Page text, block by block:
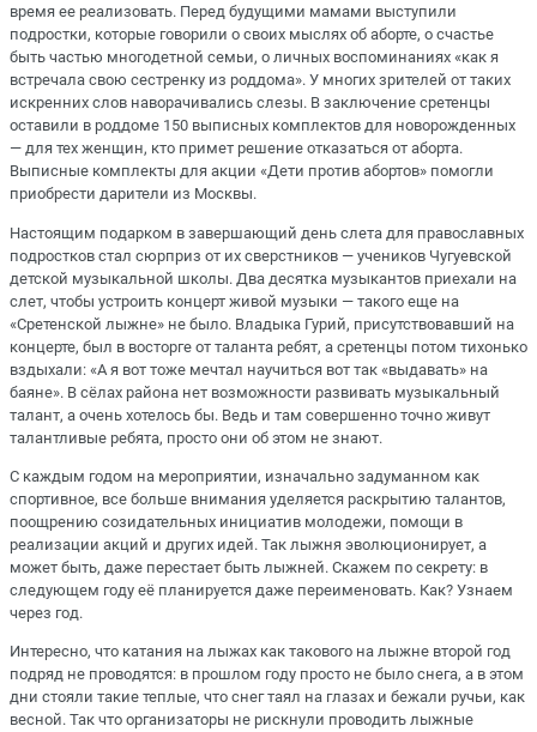
время ее реализовать. Перед будущими мамами выступили
подростки, которые говорили о своих мыслях об аборте, о счастье
быть частью многодетной семьи, о личных воспоминаниях «как я
встречала свою сестренку из роддома». У многих зрителей от таких
искренних слов наворачивались слезы. В заключение сретенцы
оставили в роддоме 150 выписных комплектов для новорожденных
— для тех женщин, кто примет решение отказаться от аборта.
Выписные комплекты для акции «Дети против абортов» помогли
приобрести дарители из Москвы.
Настоящим подарком в завершающий день слета для православных
подростков стал сюрприз от их сверстников — учеников Чугуевской
детской музыкальной школы. Два десятка музыкантов приехали на
слет, чтобы устроить концерт живой музыки — такого еще на
«Сретенской лыжне» не было. Владыка Гурий, присутствовавший на
концерте, был в восторге от таланта ребят, а сретенцы потом тихонько
вздыхали: «А я вот тоже мечтал научиться вот так «выдавать» на
баяне». В сёлах района нет возможности развивать музыкальный
талант, а очень хотелось бы. Ведь и там совершенно точно живут
талантливые ребята, просто они об этом не знают.
С каждым годом на меропри­ятии, изначально задуманном как
спортивное, все больше внимания уделяется раскрытию талантов,
поощрению созидательных инициатив молодежи, помощи в
реализации акций и других идей. Так лыжня эволюционирует, а
может быть, да­же перестает быть лыжней. Скажем по секрету: в
следующем году её планируется даже переименовать. Как? Узнаем
через год.
Интересно, что катания на лыжах как такового на лыжне второй год
подряд не проводятся: в прошлом году просто не было снега, а в этом
дни стояли такие теплые, что снег таял на глазах и бежали ручьи, как
весной. Так что организаторы не рискнули проводить лыжные